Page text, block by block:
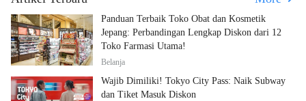
Panduan Terbaik Toko Obat dan Kosmetik
Jepang: Perbandingan Lengkap Diskon dari 12
Toko Farmasi Utama!
Belanja
Wajib Dimiliki! Tokyo City Pass: Naik Subway
dan Tiket Masuk Diskon